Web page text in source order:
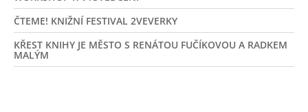
ČTEME! KNIŽNÍ FESTIVAL 2VEVERKY
KŘEST KNIHY JE MĚSTO S RENÁTOU FUČÍKOVOU A RADKEM
MALÝM